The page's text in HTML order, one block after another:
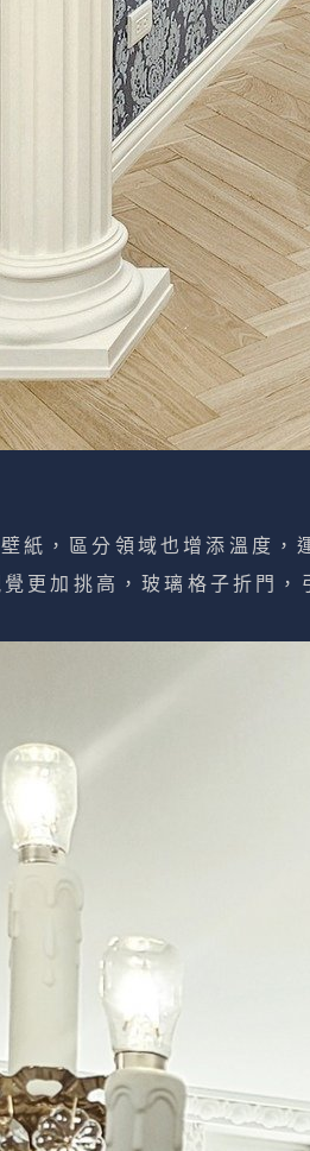
紙，區分領域也增添溫度
更加挑高，玻璃格子折門